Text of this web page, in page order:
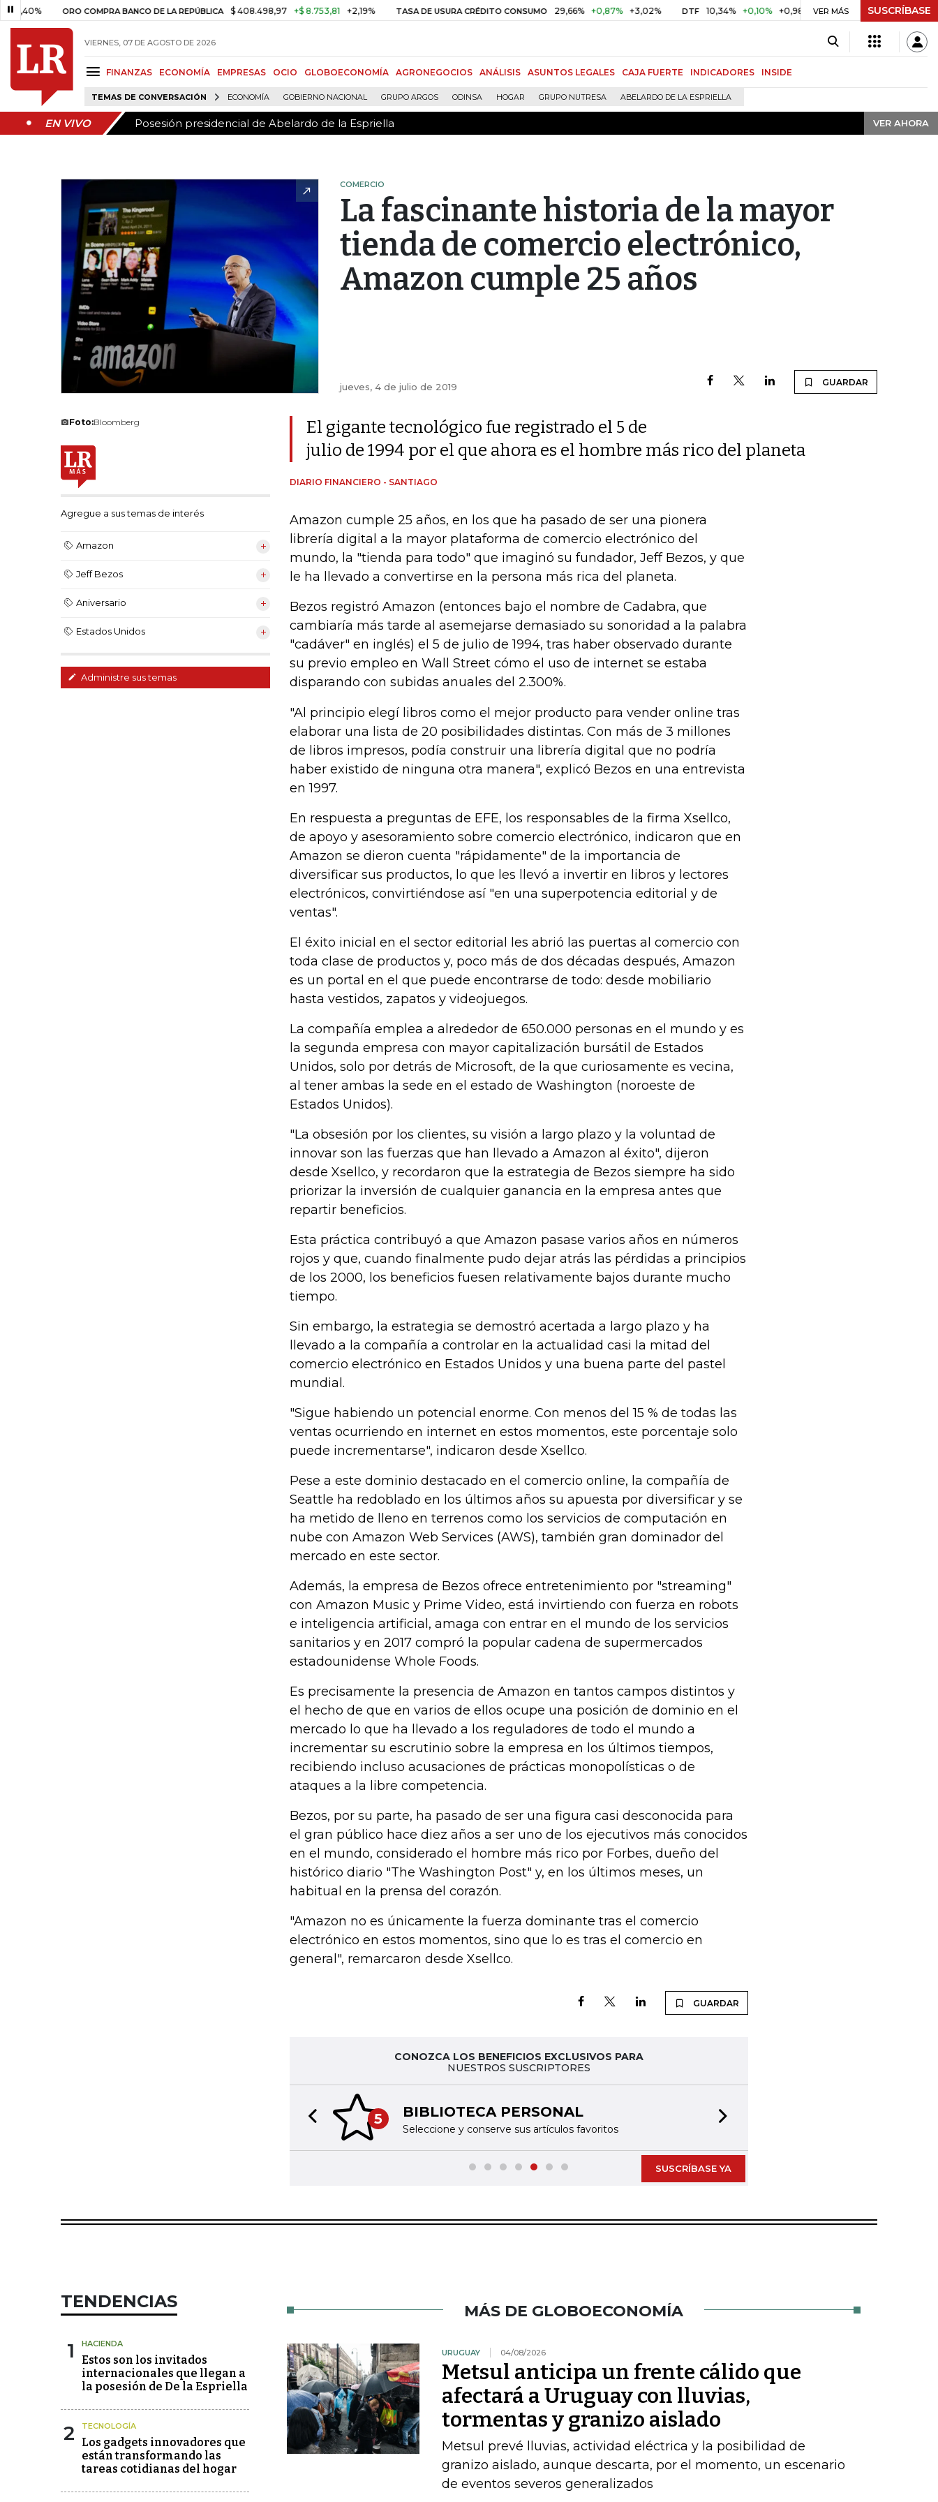
ORO COMPRA BANCO DE LA REPÚBLICA $ 408.498,97 +$ 8.753,81 +2,19% TASA DE USURA CRÉDITO CONSUMO 29,66% +0,87% +3,02% DTF 10,34% +0,10% +0,98% UVR $ 416,91 +$ 0,05 +0,01%
VER MÁS SUSCRÍBASE
VIERNES, 07 DE AGOSTO DE 2026
FINANZAS ECONOMÍA EMPRESAS OCIO GLOBOECONOMÍA AGRONEGOCIOS ANÁLISIS ASUNTOS LEGALES CAJA FUERTE INDICADORES INSIDE
TEMAS DE CONVERSACIÓN ECONOMÍA GOBIERNO NACIONAL GRUPO ARGOS ODINSA HOGAR GRUPO NUTRESA ABELARDO DE LA ESPRIELLA
EN VIVO Posesión presidencial de Abelardo de la Espriella VER AHORA
EN VIVO Posesión presidencial de Abelardo de la Espriella VER AHORA
COMERCIO
La fascinante historia de la mayor
tienda de comercio electrónico,
Amazon cumple 25 años
jueves, 4 de julio de 2019 GUARDAR
Foto:Bloomberg
Agregue a sus temas de interés
Amazon
Jeff Bezos
Aniversario
Estados Unidos
Administre sus temas
El gigante tecnológico fue registrado el 5 de
julio de 1994 por el que ahora es el hombre más rico del planeta
DIARIO FINANCIERO - SANTIAGO
Amazon cumple 25 años, en los que ha pasado de ser una pionera
librería digital a la mayor plataforma de comercio electrónico del
mundo, la "tienda para todo" que imaginó su fundador, Jeff Bezos, y que
le ha llevado a convertirse en la persona más rica del planeta.
Bezos registró Amazon (entonces bajo el nombre de Cadabra, que
cambiaría más tarde al asemejarse demasiado su sonoridad a la palabra
"cadáver" en inglés) el 5 de julio de 1994, tras haber observado durante
su previo empleo en Wall Street cómo el uso de internet se estaba
disparando con subidas anuales del 2.300%.
"Al principio elegí libros como el mejor producto para vender online tras
elaborar una lista de 20 posibilidades distintas. Con más de 3 millones
de libros impresos, podía construir una librería digital que no podría
haber existido de ninguna otra manera", explicó Bezos en una entrevista
en 1997.
En respuesta a preguntas de EFE, los responsables de la firma Xsellco,
de apoyo y asesoramiento sobre comercio electrónico, indicaron que en
Amazon se dieron cuenta "rápidamente" de la importancia de
diversificar sus productos, lo que les llevó a invertir en libros y lectores
electrónicos, convirtiéndose así "en una superpotencia editorial y de
ventas".
El éxito inicial en el sector editorial les abrió las puertas al comercio con
toda clase de productos y, poco más de dos décadas después, Amazon
es un portal en el que puede encontrarse de todo: desde mobiliario
hasta vestidos, zapatos y videojuegos.
La compañía emplea a alrededor de 650.000 personas en el mundo y es
la segunda empresa con mayor capitalización bursátil de Estados
Unidos, solo por detrás de Microsoft, de la que curiosamente es vecina,
al tener ambas la sede en el estado de Washington (noroeste de
Estados Unidos).
"La obsesión por los clientes, su visión a largo plazo y la voluntad de
innovar son las fuerzas que han llevado a Amazon al éxito", dijeron
desde Xsellco, y recordaron que la estrategia de Bezos siempre ha sido
priorizar la inversión de cualquier ganancia en la empresa antes que
repartir beneficios.
Esta práctica contribuyó a que Amazon pasase varios años en números
rojos y que, cuando finalmente pudo dejar atrás las pérdidas a principios
de los 2000, los beneficios fuesen relativamente bajos durante mucho
tiempo.
Sin embargo, la estrategia se demostró acertada a largo plazo y ha
llevado a la compañía a controlar en la actualidad casi la mitad del
comercio electrónico en Estados Unidos y una buena parte del pastel
mundial.
"Sigue habiendo un potencial enorme. Con menos del 15 % de todas las
ventas ocurriendo en internet en estos momentos, este porcentaje solo
puede incrementarse", indicaron desde Xsellco.
Pese a este dominio destacado en el comercio online, la compañía de
Seattle ha redoblado en los últimos años su apuesta por diversificar y se
ha metido de lleno en terrenos como los servicios de computación en
nube con Amazon Web Services (AWS), también gran dominador del
mercado en este sector.
Además, la empresa de Bezos ofrece entretenimiento por "streaming"
con Amazon Music y Prime Video, está invirtiendo con fuerza en robots
e inteligencia artificial, amaga con entrar en el mundo de los servicios
sanitarios y en 2017 compró la popular cadena de supermercados
estadounidense Whole Foods.
Es precisamente la presencia de Amazon en tantos campos distintos y
el hecho de que en varios de ellos ocupe una posición de dominio en el
mercado lo que ha llevado a los reguladores de todo el mundo a
incrementar su escrutinio sobre la empresa en los últimos tiempos,
recibiendo incluso acusaciones de prácticas monopolísticas o de
ataques a la libre competencia.
Bezos, por su parte, ha pasado de ser una figura casi desconocida para
el gran público hace diez años a ser uno de los ejecutivos más conocidos
en el mundo, considerado el hombre más rico por Forbes, dueño del
histórico diario "The Washington Post" y, en los últimos meses, un
habitual en la prensa del corazón.
"Amazon no es únicamente la fuerza dominante tras el comercio
electrónico en estos momentos, sino que lo es tras el comercio en
general", remarcaron desde Xsellco.
GUARDAR
CONOZCA LOS BENEFICIOS EXCLUSIVOS PARA
NUESTROS SUSCRIPTORES
5 BIBLIOTECA PERSONAL
Seleccione y conserve sus artículos favoritos
Previous slide
SUSCRÍBASE YA
TENDENCIAS
1 HACIENDA
Estos son los invitados
internacionales que llegan a
la posesión de De la Espriella
2 TECNOLOGÍA
Los gadgets innovadores que
están transformando las
tareas cotidianas del hogar
MÁS DE GLOBOECONOMÍA
URUGUAY 04/08/2026
Metsul anticipa un frente cálido que
afectará a Uruguay con lluvias,
tormentas y granizo aislado
Metsul prevé lluvias, actividad eléctrica y la posibilidad de
granizo aislado, aunque descarta, por el momento, un escenario
de eventos severos generalizados